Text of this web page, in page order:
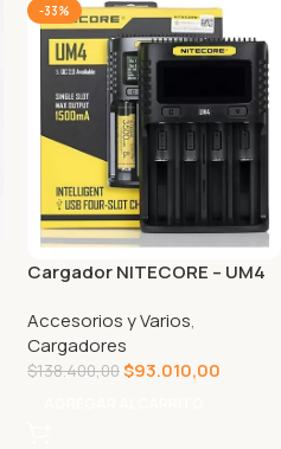
-33%
Cargador NITECORE – UM4
Accesorios y Varios,
Cargadores
$138.400,00$93.010,00